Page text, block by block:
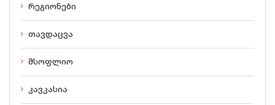
რეგიონები
თავდაცვა
მსოფლიო
კავკასია